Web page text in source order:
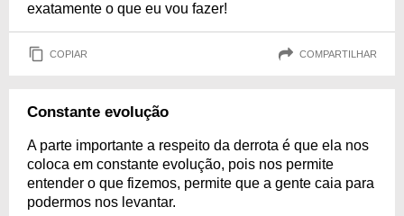
exatamente o que eu vou fazer!
COPIAR COMPARTILHAR
Constante evolução
A parte importante a respeito da derrota é que ela nos
coloca em constante evolução, pois nos permite
entender o que fizemos, permite que a gente caia para
podermos nos levantar.